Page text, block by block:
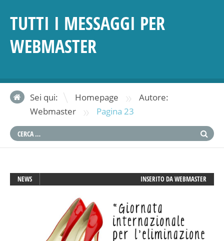
TUTTI I MESSAGGI PER
WEBMASTER
Sei qui: Homepage »
Autore:
Webmaster
» Pagina 23
NEWS INSERITO DAWEBMASTER